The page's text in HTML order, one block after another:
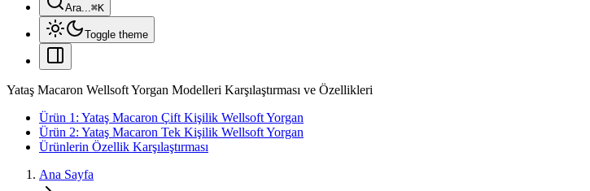
Ara...⌘K
Toggle theme
Yataş Macaron Wellsoft Yorgan Modelleri Karşılaştırması ve Özellikleri
Ürün 1: Yataş Macaron Çift Kişilik Wellsoft Yorgan
Ürün 2: Yataş Macaron Tek Kişilik Wellsoft Yorgan
Ürünlerin Özellik Karşılaştırması
Ana Sayfa